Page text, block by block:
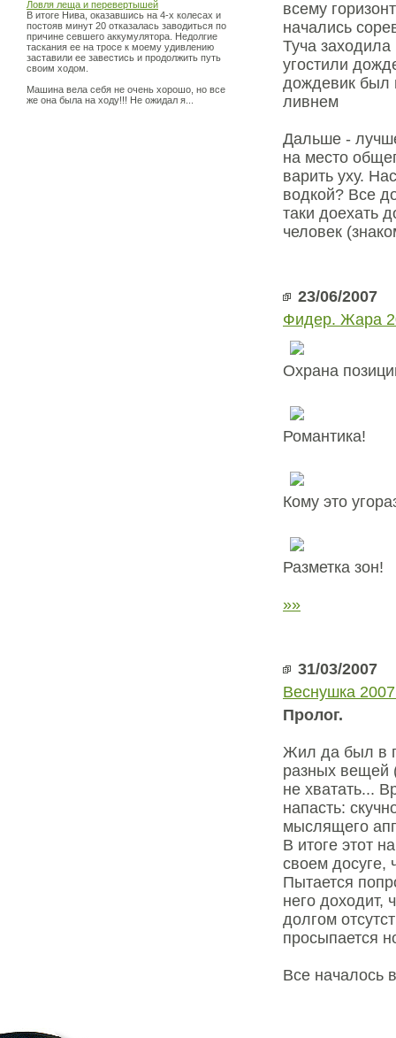
Ловля леща и перевертышей
В итоге Нива, оказавшись на 4-х колесах и
постояв минут 20 отказалась заводиться по
причине севшего аккумулятора. Недолгие
таскания ее на тросе к моему удивлению
заставили ее завестись и продолжить путь
своим ходом.
Машина вела себя не очень хорошо, но все
же она была на ходу!!! Не ожидал я...
всему
начались
Туча
угостили
дождевик был
ливнем
Дальше -
на место
варить уху.
водкой? Все
таки доехать
человек
23/06/2007
Фидер. Жара
Охрана
Романтика!
Кому это
Разметка зон!
»»
31/03/2007
Веснушка
Пролог.
Жил да был в
разных вещей
не хватать...
напасть:
мыслящего
В итоге этот
своем досуге,
Пытается
него доходит,
долгом
просыпается
Все началось